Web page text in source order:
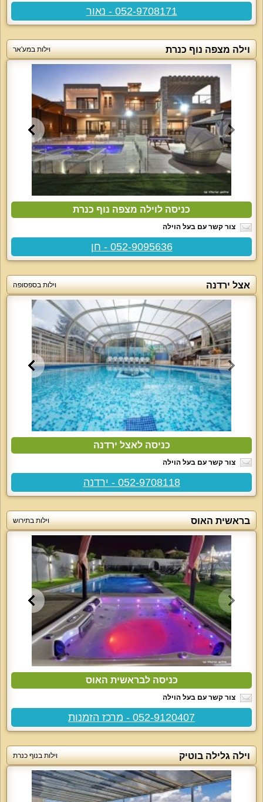
052-9708171 - נאור
וילה מצפה נוף כנרת וילות במע'אר
כניסה לוילה מצפה נוף כנרת
צור קשר עם בעל הוילה
052-9095636 - חן
אצל ירדנה וילות בספסופה
כניסה לאצל ירדנה
צור קשר עם בעל הוילה
052-9708118 - ירדנה
בראשית האוס וילות בתירוש
כניסה לבראשית האוס
צור קשר עם בעל הוילה
052-9120407 - מרכז הזמנות
וילה גלילה בוטיק וילות בנוף כנרת